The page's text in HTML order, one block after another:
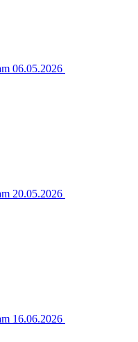
06.05.2026
20.05.2026
16.06.2026